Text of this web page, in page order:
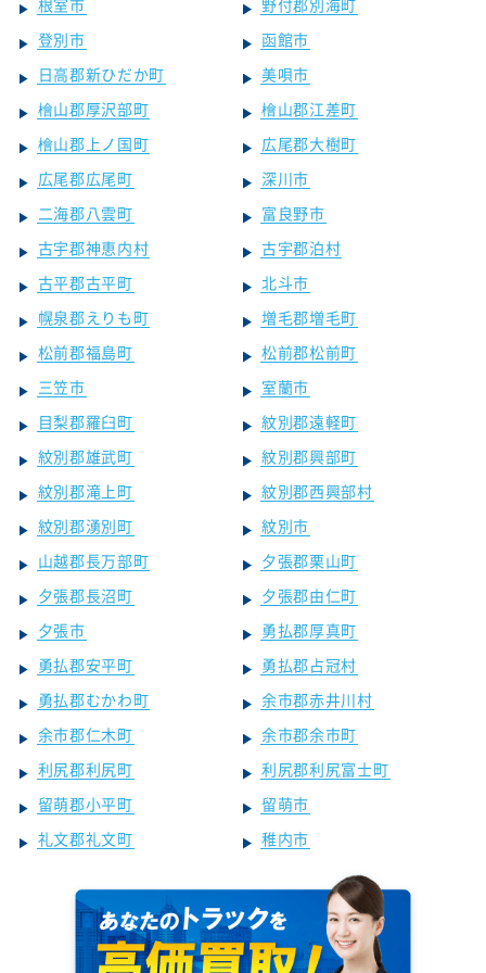
登別市
函館市
日高郡新ひだか町
美唄市
檜山郡厚沢部町
檜山郡江差町
檜山郡上ノ国町
広尾郡大樹町
広尾郡広尾町
深川市
二海郡八雲町
富良野市
古宇郡神恵内村
古宇郡泊村
古平郡古平町
北斗市
幌泉郡えりも町
増毛郡増毛町
松前郡福島町
松前郡松前町
三笠市
室蘭市
目梨郡羅臼町
紋別郡遠軽町
紋別郡雄武町
紋別郡興部町
紋別郡滝上町
紋別郡西興部村
紋別郡湧別町
紋別市
山越郡長万部町
夕張郡栗山町
夕張郡長沼町
夕張郡由仁町
夕張市
勇払郡厚真町
勇払郡安平町
勇払郡占冠村
勇払郡むかわ町
余市郡赤井川村
余市郡仁木町
余市郡余市町
利尻郡利尻町
利尻郡利尻富士町
留萌郡小平町
留萌市
礼文郡礼文町
稚内市